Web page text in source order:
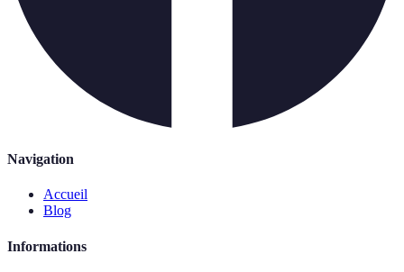
Navigation
Accueil
Blog
Informations